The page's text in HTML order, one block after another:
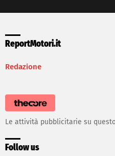
ReportMotori.it
Redazione
Le attività pubblicitarie su
Follow us